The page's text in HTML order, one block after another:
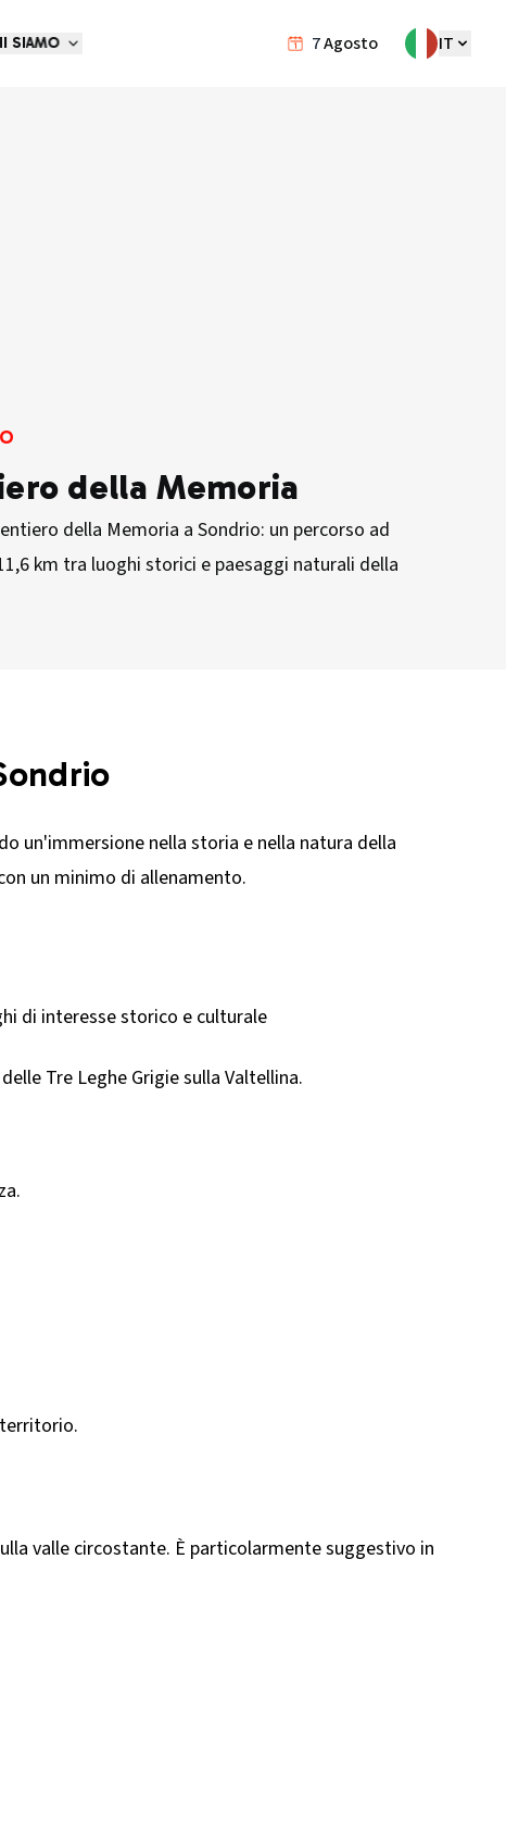
7Agosto IT
SIAMO
della Memoria
della Memoria a Sondrio: un percorso ad
km tra luoghi storici e paesaggi naturali della
un'immersione nella storia e nella natura della
un minimo di allenamento.​
di interesse storico e culturale
Tre Leghe Grigie sulla Valtellina.​
valle circostante. È particolarmente suggestivo in